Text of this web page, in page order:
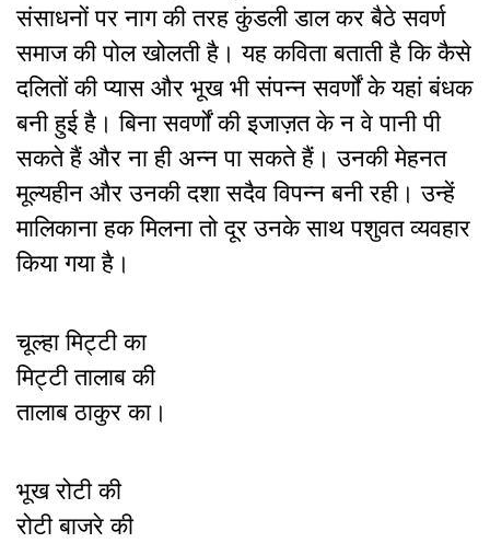
संसाधनों पर नाग की तरह कुंडली डाल कर बैठे सवर्ण
समाज की पोल खोलती है। यह कविता बताती है कि कैसे
दलितों की प्यास और भूख भी संपन्न सवर्णों के यहां बंधक
बनी हुई है। बिना सवर्णों की इजाज़त के न वे पानी पी
सकते हैं और ना ही अन्न पा सकते हैं। उनकी मेहनत
मूल्यहीन और उनकी दशा सदैव विपन्न बनी रही। उन्हें
मालिकाना हक मिलना तो दूर उनके साथ पशुवत व्यवहार
किया गया है।
चूल्‍हा मिट्टी का
मिट्टी तालाब की
तालाब ठाकुर का।
भूख रोटी की
रोटी बाजरे की